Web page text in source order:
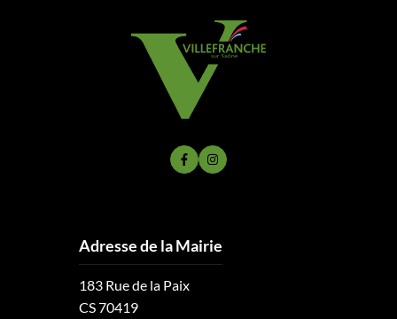
Lien vers le compte Facebook
Lien vers le compte Instagram
Adresse de la Mairie
183 Rue de la Paix
CS 70419